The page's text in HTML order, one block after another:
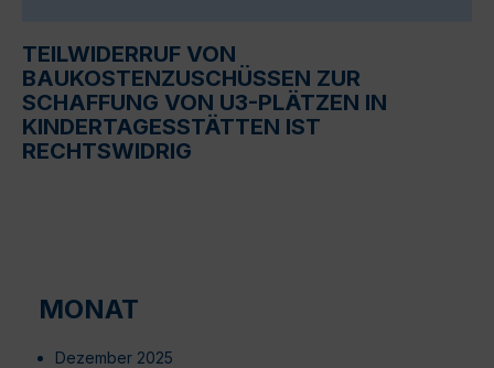
TEILWIDERRUF VON
BAUKOSTENZUSCHÜSSEN ZUR
SCHAFFUNG VON U3-PLÄTZEN IN
KINDERTAGESSTÄTTEN IST
RECHTSWIDRIG
MONAT
Dezember 2025